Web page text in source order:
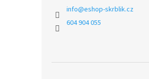
info@eshop-skrblik.cz
604 904 055